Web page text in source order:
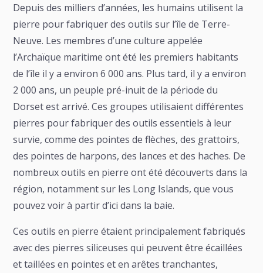
Depuis des milliers d’années, les humains utilisent la
pierre pour fabriquer des outils sur l’île de Terre-
Neuve. Les membres d’une culture appelée
l’Archaïque maritime ont été les premiers habitants
de l’île il y a environ 6 000 ans. Plus tard, il y a environ
2 000 ans, un peuple pré-inuit de la période du
Dorset est arrivé. Ces groupes utilisaient différentes
pierres pour fabriquer des outils essentiels à leur
survie, comme des pointes de flèches, des grattoirs,
des pointes de harpons, des lances et des haches. De
nombreux outils en pierre ont été découverts dans la
région, notamment sur les Long Islands, que vous
pouvez voir à partir d’ici dans la baie.
Ces outils en pierre étaient principalement fabriqués
avec des pierres siliceuses qui peuvent être écaillées
et taillées en pointes et en arêtes tranchantes,